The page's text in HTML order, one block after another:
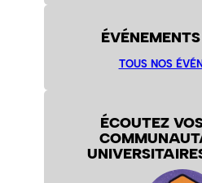
TOUS NOS
ÉCOUTEZ